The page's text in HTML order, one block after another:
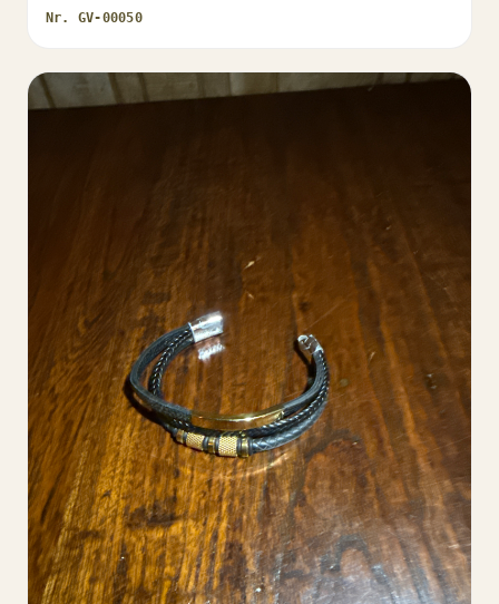
Nr. GV-00050